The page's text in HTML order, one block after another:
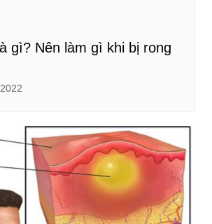
gì? Nên làm gì khi bị rong